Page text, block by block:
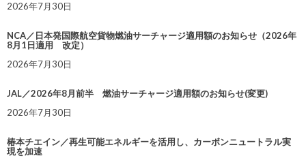
2026年7月30日
NCA／日本発国際航空貨物燃油サーチャージ適用額のお知らせ（2026年
8月1日適用 改定）
2026年7月30日
JAL／2026年8月前半 燃油サーチャージ適用額のお知らせ(変更)
2026年7月30日
椿本チエイン／再生可能エネルギーを活用し、カーボンニュートラル実
現を加速